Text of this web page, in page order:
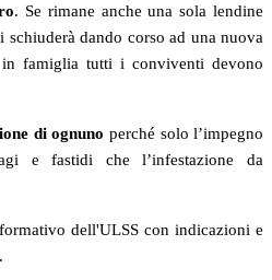
. Se rimane anche una sola lendine
dando corso ad una nuova
in famiglia tutti i conviventi devono
di ognuno perché solo l’impegno
e fastidi che l’infestazione da
dell'ULSS con indicazioni e